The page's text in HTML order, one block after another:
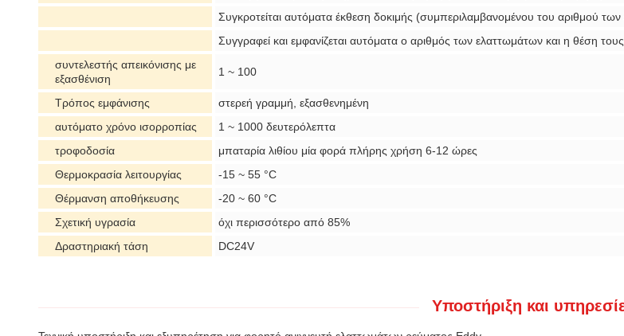
Συγκροτείται αυτόματα έκθεση δοκιμής (συμπεριλαμβανομένου του αριθμού
Συγγραφεί και εμφανίζεται αυτόματα ο αριθμός των ελαττωμάτων και η θέση τους
συντελεστής απεικόνισης με
εξασθένιση
1 ~ 100
Τρόπος εμφάνισης
στερεή γραμμή, εξασθενημένη
αυτόματο χρόνο ισορροπίας
1 ~ 1000 δευτερόλεπτα
τροφοδοσία
μπαταρία λιθίου μία φορά πλήρης χρήση 6-12 ώρες
Θερμοκρασία λειτουργίας
-15 ~ 55 °C
Θέρμανση αποθήκευσης
-20 ~ 60 °C
Σχετική υγρασία
όχι περισσότερο από 85%
Δραστηριακή τάση
DC24V
Υποστήριξη και